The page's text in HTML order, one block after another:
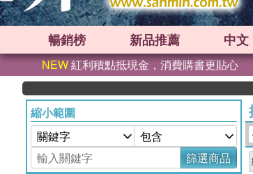
暢銷榜 新品推薦 中文
NEW紅利積點抵現金，消費購書更貼心
縮小範圍
篩選商品